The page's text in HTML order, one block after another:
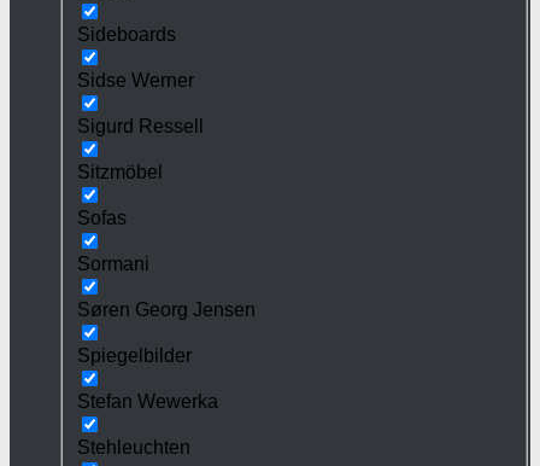
Sideboards
Sidse Werner
Sigurd Ressell
Sitzmöbel
Sofas
Sormani
Søren Georg Jensen
Spiegelbilder
Stefan Wewerka
Stehleuchten